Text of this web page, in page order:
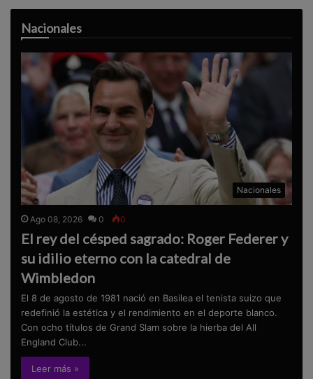
Nacionales
Nacionales
Ago 08, 2026 0 0
El rey del césped sagrado: Roger Federer y
su idilio eterno con la catedral de
Wimbledon
El 8 de agosto de 1981 nació en Basilea el tenista suizo que
redefinió la estética y el rendimiento en el deporte blanco.
Con ocho títulos de Grand Slam sobre la hierba del All
England Club...
Leer más »